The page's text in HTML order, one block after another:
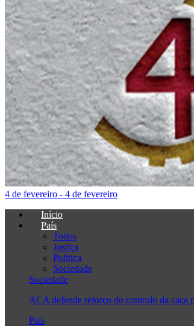
4 de fevereiro - 4 de fevereiro
Início
País
Todos
Justiça
Política
Sociedade
Sociedade
ACA defende reforço do controlo da caça
País